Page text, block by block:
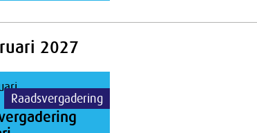
2027
Raadsvergadering